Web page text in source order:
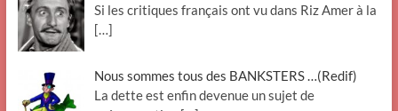
Si les critiques français ont vu dans Riz Amer à la
[…]
Nous sommes tous des BANKSTERS …(Redif)
La dette est enfin devenue un sujet de